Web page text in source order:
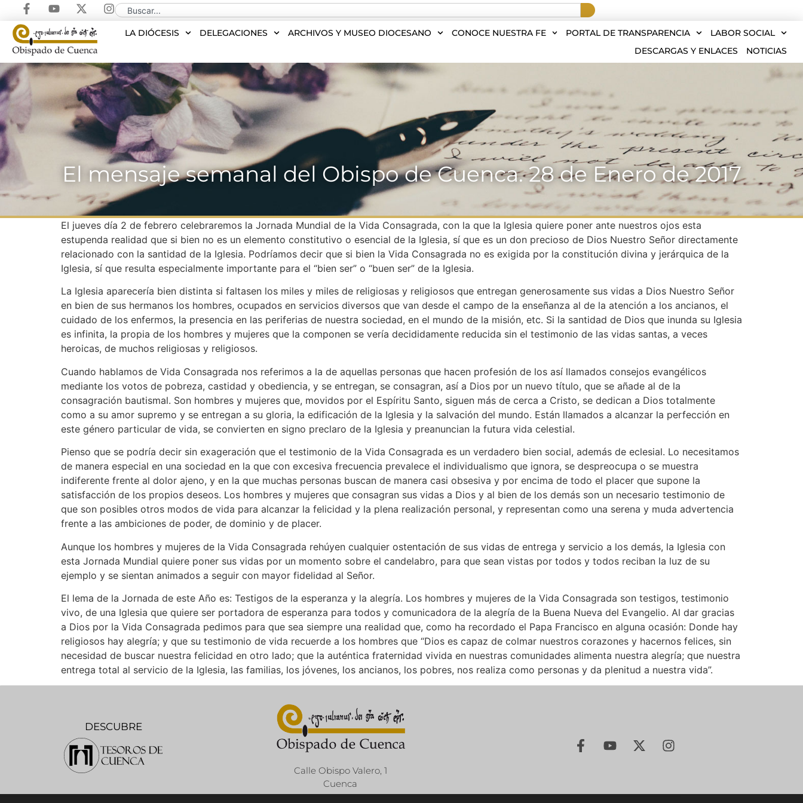
LA DIÓCESIS DELEGACIONES ARCHIVOS Y MUSEO DIOCESANO CONOCE NUESTRA FE PORTAL DE TRANSPARENCIA
LABOR SOCIAL
DESCARGAS Y ENLACES
NOTICIAS
El mensaje semanal del Obispo de Cuenca. 28 de Enero de 2017
El jueves día 2 de febrero celebraremos la Jornada Mundial de la Vida Consagrada, con la que la Iglesia quiere poner ante nuestros ojos esta
estupenda realidad que si bien no es un elemento constitutivo o esencial de la Iglesia, sí que es un don precioso de Dios Nuestro Señor directamente
relacionado con la santidad de la Iglesia. Podríamos decir que si bien la Vida Consagrada no es exigida por la constitución divina y jerárquica de la
Iglesia, sí que resulta especialmente importante para el “bien ser” o “buen ser” de la Iglesia.
La Iglesia aparecería bien distinta si faltasen los miles y miles de religiosas y religiosos que entregan generosamente sus vidas a Dios Nuestro Señor
en bien de sus hermanos los hombres, ocupados en servicios diversos que van desde el campo de la enseñanza al de la atención a los ancianos, el
cuidado de los enfermos, la presencia en las periferias de nuestra sociedad, en el mundo de la misión, etc. Si la santidad de Dios que inunda su Iglesia
es infinita, la propia de los hombres y mujeres que la componen se vería decididamente reducida sin el testimonio de las vidas santas, a veces
heroicas, de muchos religiosas y religiosos.
Cuando hablamos de Vida Consagrada nos referimos a la de aquellas personas que hacen profesión de los así llamados consejos evangélicos
mediante los votos de pobreza, castidad y obediencia, y se entregan, se consagran, así a Dios por un nuevo título, que se añade al de la
consagración bautismal. Son hombres y mujeres que, movidos por el Espíritu Santo, siguen más de cerca a Cristo, se dedican a Dios totalmente
como a su amor supremo y se entregan a su gloria, la edificación de la Iglesia y la salvación del mundo. Están llamados a alcanzar la perfección en
este género particular de vida, se convierten en signo preclaro de la Iglesia y preanuncian la futura vida celestial.
Pienso que se podría decir sin exageración que el testimonio de la Vida Consagrada es un verdadero bien social, además de eclesial. Lo necesitamos
de manera especial en una sociedad en la que con excesiva frecuencia prevalece el individualismo que ignora, se despreocupa o se muestra
indiferente frente al dolor ajeno, y en la que muchas personas buscan de manera casi obsesiva y por encima de todo el placer que supone la
satisfacción de los propios deseos. Los hombres y mujeres que consagran sus vidas a Dios y al bien de los demás son un necesario testimonio de
que son posibles otros modos de vida para alcanzar la felicidad y la plena realización personal, y representan como una serena y muda advertencia
frente a las ambiciones de poder, de dominio y de placer.
Aunque los hombres y mujeres de la Vida Consagrada rehúyen cualquier ostentación de sus vidas de entrega y servicio a los demás, la Iglesia con
esta Jornada Mundial quiere poner sus vidas por un momento sobre el candelabro, para que sean vistas por todos y todos reciban la luz de su
ejemplo y se sientan animados a seguir con mayor fidelidad al Señor.
El lema de la Jornada de este Año es: Testigos de la esperanza y la alegría. Los hombres y mujeres de la Vida Consagrada son testigos, testimonio
vivo, de una Iglesia que quiere ser portadora de esperanza para todos y comunicadora de la alegría de la Buena Nueva del Evangelio. Al dar gracias
a Dios por la Vida Consagrada pedimos para que sea siempre una realidad que, como ha recordado el Papa Francisco en alguna ocasión: Donde hay
religiosos hay alegría; y que su testimonio de vida recuerde a los hombres que “Dios es capaz de colmar nuestros corazones y hacernos felices, sin
necesidad de buscar nuestra felicidad en otro lado; que la auténtica fraternidad vivida en nuestras comu­nidades alimenta nuestra alegría; que nuestra
entrega total al servicio de la Iglesia, las familias, los jóvenes, los ancianos, los pobres, nos realiza como personas y da plenitud a nuestra vida”.
DESCUBRE
Calle Obispo Valero, 1
Cuenca